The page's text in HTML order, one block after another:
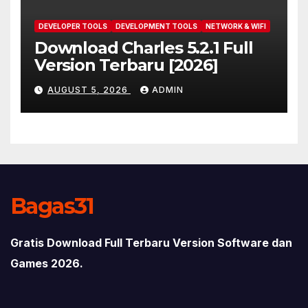
DEVELOPER TOOLS DEVELOPMENT TOOLS NETWORK & WIFI
Download Charles 5.2.1 Full
Version Terbaru [2026]
AUGUST 5, 2026 ADMIN
Bagas31
Gratis Download Full Terbaru Version Software dan
Games 2026.